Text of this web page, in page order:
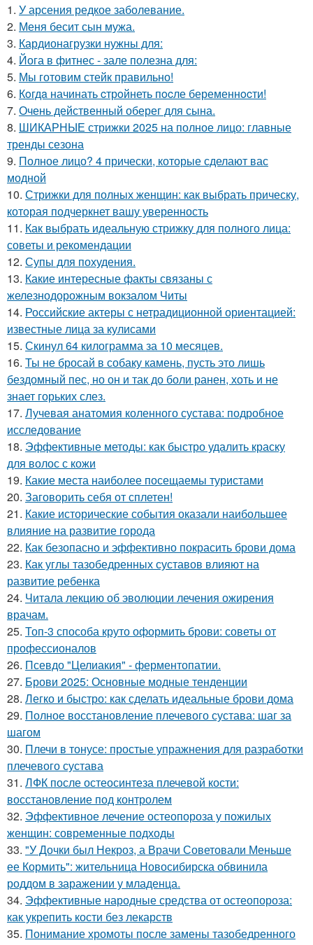
1. У арсения редкое заболевание.
2. Меня бесит сын мужа.
3. Кардионагрузки нужны для:
4. Йога в фитнес - зале полезна для:
5. Мы готовим стейк правильно!
6. Кoгдa начинать cтрoйнеть пocле беременнocти!
7. Очень действенный оберег для сына.
8. ШИКАРНЫЕ стрижки 2025 на полное лицо: главные
тренды сезона
9. Полное лицо? 4 прически, которые сделают вас
модной
10. Стрижки для полных женщин: как выбрать прическу,
которая подчеркнет вашу уверенность
11. Как выбрать идеальную стрижку для полного лица:
советы и рекомендации
12. Супы для похудения.
13. Какие интересные факты связаны с
железнодорожным вокзалом Читы
14. Российские актеры с нетрадиционной ориентацией:
известные лица за кулисами
15. Скинул 64 килограмма за 10 месяцев.
16. Ты не бросай в собаку камень, пусть это лишь
бездомный пес, но он и так до боли ранен, хоть и не
знает горьких слез.
17. Лучевая анатомия коленного сустава: подробное
исследование
18. Эффективные методы: как быстро удалить краску
для волос с кожи
19. Какие места наиболее посещаемы туристами
20. Заговорить себя от сплетен!
21. Какие исторические события оказали наибольшее
влияние на развитие города
22. Как безопасно и эффективно покрасить брови дома
23. Как углы тазобедренных суставов влияют на
развитие ребенка
24. Читала лекцию об эволюции лечения ожирения
врачам.
25. Топ-3 способа круто оформить брови: советы от
профессионалов
26. Псевдо "Целиакия" - ферментопатии.
27. Брови 2025: Основные модные тенденции
28. Легко и быстро: как сделать идеальные брови дома
29. Полное восстановление плечевого сустава: шаг за
шагом
30. Плечи в тонусе: простые упражнения для разработки
плечевого сустава
31. ЛФК после остеосинтеза плечевой кости:
восстановление под контролем
32. Эффективное лечение остеопороза у пожилых
женщин: современные подходы
33. "У Дочки был Некроз, а Врачи Советовали Меньше
ее Кормить": жительница Новосибирска обвинила
роддом в заражении у младенца.
34. Эффективные народные средства от остеопороза:
как укрепить кости без лекарств
35. Понимание хромоты после замены тазобедренного